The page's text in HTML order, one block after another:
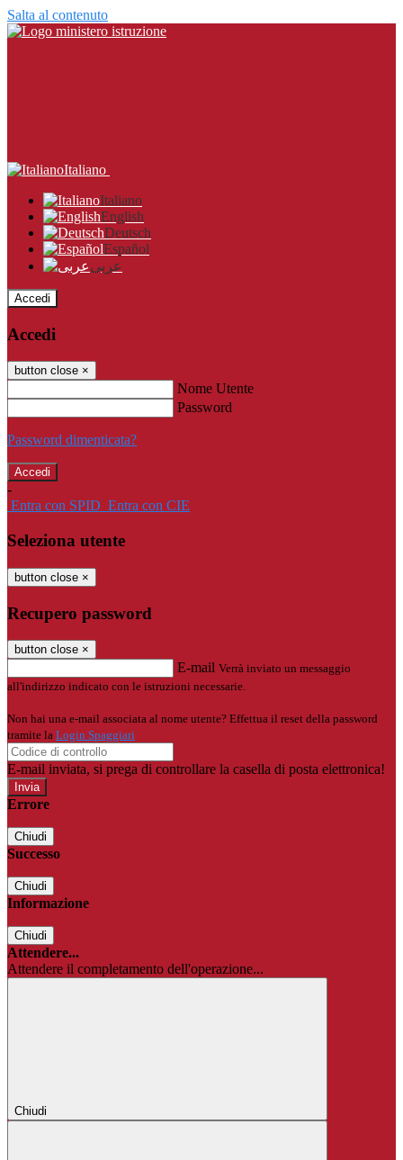
Salta al contenuto
Italiano
Italiano
English
Deutsch
Español
عربى
Accedi
Accedi
button close ×
Nome Utente
Password
Password dimenticata?
-
Entra con SPID Entra con CIE
Seleziona utente
button close ×
Recupero password
button close ×
E-mail Verrà inviato un messaggio
all'indirizzo indicato con le istruzioni necessarie.
Non hai una e-mail associata al nome utente? Effettua il reset della password
tramite la Login Spaggiari
E-mail inviata, si prega di controllare la casella di posta elettronica!
Errore
Chiudi
Successo
Chiudi
Informazione
Chiudi
Attendere...
Attendere il completamento dell'operazione...
Chiudi